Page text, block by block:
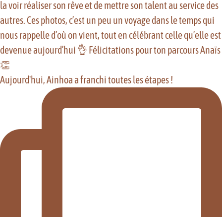
Aujourd'hui, Ainhoa a franchi toutes les étapes !